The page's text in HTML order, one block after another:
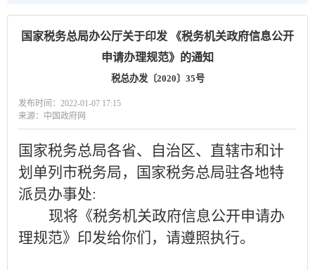
国家税务总局办公厅关于印发 《税务机关政府信息公开
申请办理规范》的通知
税总办发〔2020〕35号
发布时间：2022-01-07 17:15
来源：中国政府网
国家税务总局各省、自治区、直辖市和计
划单列市税务局，国家税务总局驻各地特
派员办事处:
现将《税务机关政府信息公开申请办
理规范》印发给你们，请遵照执行。